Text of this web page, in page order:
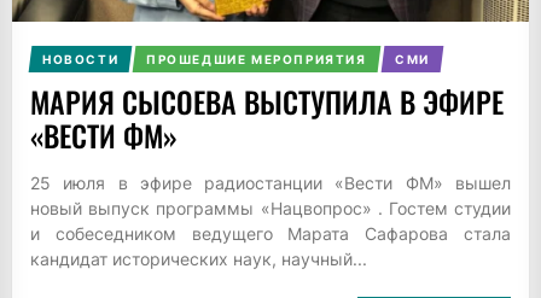
НОВОСТИ ПРОШЕДШИЕ МЕРОПРИЯТИЯ СМИ
МАРИЯ СЫСОЕВА ВЫСТУПИЛА В ЭФИРЕ
«ВЕСТИ ФМ»
25 июля в эфире радиостанции «Вести ФМ» вышел
новый выпуск программы «Нацвопрос» . Гостем студии
и собеседником ведущего Марата Сафарова стала
кандидат исторических наук, научный...